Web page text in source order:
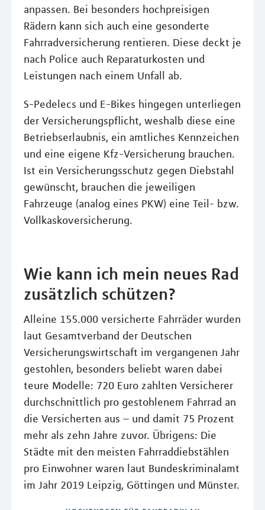
anpassen. Bei besonders hochpreisigen
Rädern kann sich auch eine gesonderte
Fahrradversicherung rentieren. Diese deckt je
nach Police auch Reparaturkosten und
Leistungen nach einem Unfall ab.
S-Pedelecs und E-Bikes hingegen unterliegen
der Versicherungspflicht, weshalb diese eine
Betriebserlaubnis, ein amtliches Kennzeichen
und eine eigene Kfz-Versicherung brauchen.
Ist ein Versicherungsschutz gegen Diebstahl
gewünscht, brauchen die jeweiligen
Fahrzeuge (analog eines PKW) eine Teil- bzw.
Vollkaskoversicherung.
Wie kann ich mein neues Rad
zusätzlich schützen?
Alleine 155.000 versicherte Fahrräder wurden
laut Gesamtverband der Deutschen
Versicherungswirtschaft im vergangenen Jahr
gestohlen, besonders beliebt waren dabei
teure Modelle: 720 Euro zahlten Versicherer
durchschnittlich pro gestohlenem Fahrrad an
die Versicherten aus – und damit 75 Prozent
mehr als zehn Jahre zuvor. Übrigens: Die
Städte mit den meisten Fahrraddiebstählen
pro Einwohner waren laut Bundeskriminalamt
im Jahr 2019 Leipzig, Göttingen und Münster.